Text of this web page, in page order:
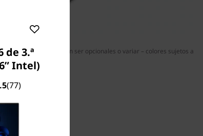
ranuras pueden ser opcionales o variar – colores sujetos a
disponibilidad.
de 3.ª
Intel)
(77)